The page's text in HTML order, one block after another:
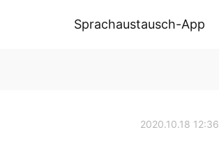
Sprachaustausch-App
2020.10.18 12:36